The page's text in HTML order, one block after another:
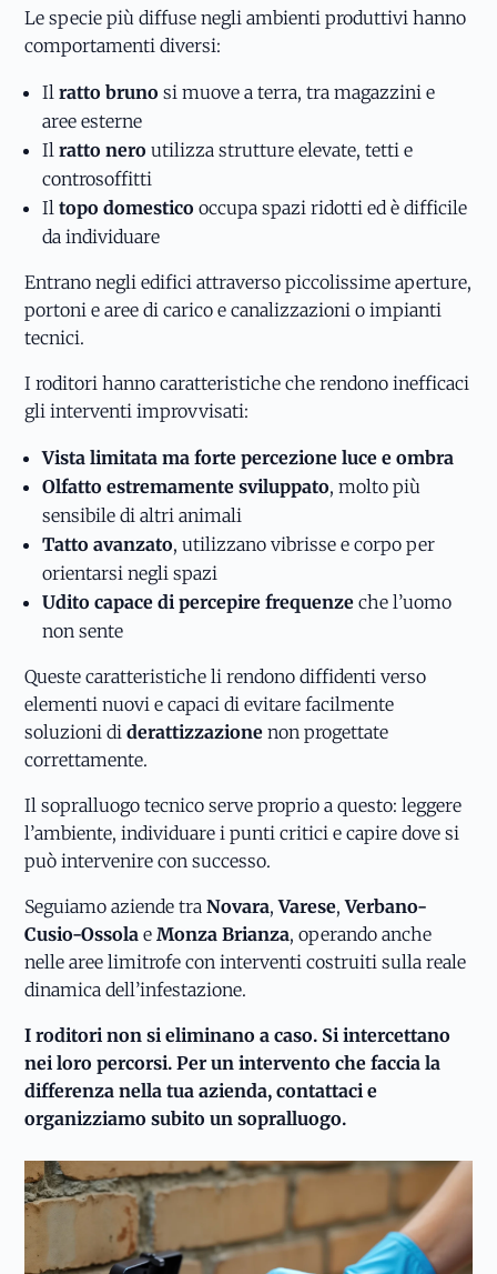
Le specie più diffuse negli ambienti produttivi hanno
comportamenti diversi:
Ilratto bruno si muove a terra, tra magazzini e
aree esterne
Ilratto nero utilizza strutture elevate, tetti e
controsoffitti
Iltopo domestico occupa spazi ridotti ed è difficile
da individuare
Entrano negli edifici attraverso piccolissime aperture,
portoni e aree di carico e canalizzazioni o impianti
tecnici.
I roditori hanno caratteristiche che rendono inefficaci
gli interventi improvvisati:
Vista limitata ma forte percezione luce e ombra
Olfatto estremamente sviluppato, molto più
sensibile di altri animali
Tatto avanzato, utilizzano vibrisse e corpo per
orientarsi negli spazi
Udito capace di percepire frequenze che l’uomo
non sente
Queste caratteristiche li rendono diffidenti verso
elementi nuovi e capaci di evitare facilmente
soluzioni diderattizzazione non progettate
correttamente.
Il sopralluogo tecnico serve proprio a questo: leggere
l’ambiente, individuare i punti critici e capire dove si
può intervenire con successo.
Seguiamo aziende traNovara,Varese,Verbano-
Cusio-Ossola eMonza Brianza, operando anche
nelle aree limitrofe con interventi costruiti sulla reale
dinamica dell’infestazione.
I roditori non si eliminano a caso. Si intercettano
nei loro percorsi. Per un intervento che faccia la
differenza nella tua azienda, contattaci e
organizziamo subito un sopralluogo.